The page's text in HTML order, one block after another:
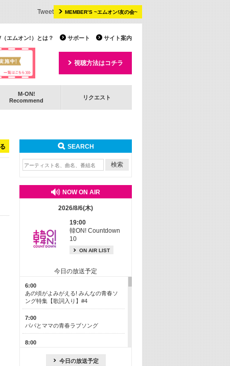
MEMBER’S ~エムオン!友の会~
Tweet
サイト案内
サポート
エムオン!）とは？
視聴方法はコチラ
M-ON!
Recommend
リクエスト
SEARCH
NOW ON AIR
2026/8/6(木)
19:00
韓ON! Countdown
10
ON AIR LIST
今日の放送予定
6:00
あの頃がよみがえる! みんなの青春ソ
ング特集【歌詞入り】#4
7:00
パパとママの青春ラブソング
8:00
今日の放送予定